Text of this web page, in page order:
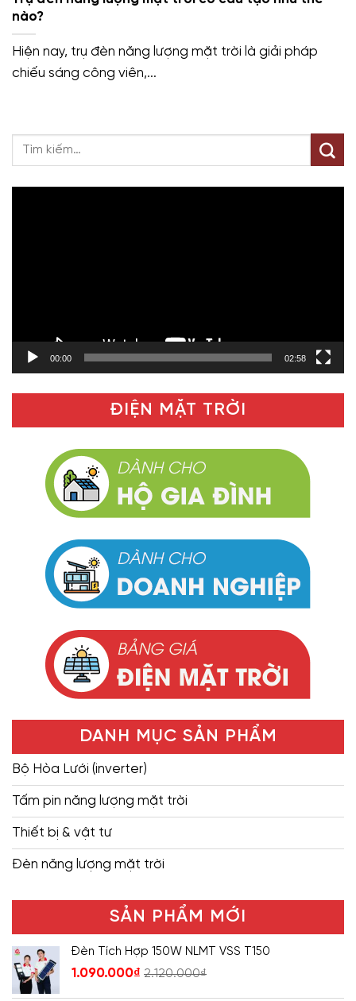
nào?
Hiện nay, trụ đèn năng lượng mặt trời là giải pháp
chiếu sáng công viên,...
00:00 02:58
ĐIỆN MẶT TRỜI
DANH MỤC SẢN PHẨM
Bộ Hòa Lưới (inverter)
Tấm pin năng lượng mặt trời
Thiết bị & vật tư
Đèn năng lượng mặt trời
SẢN PHẨM MỚI
Đèn Tích Hợp 150W NLMT VSS T150
1.090.000₫ 2.120.000₫